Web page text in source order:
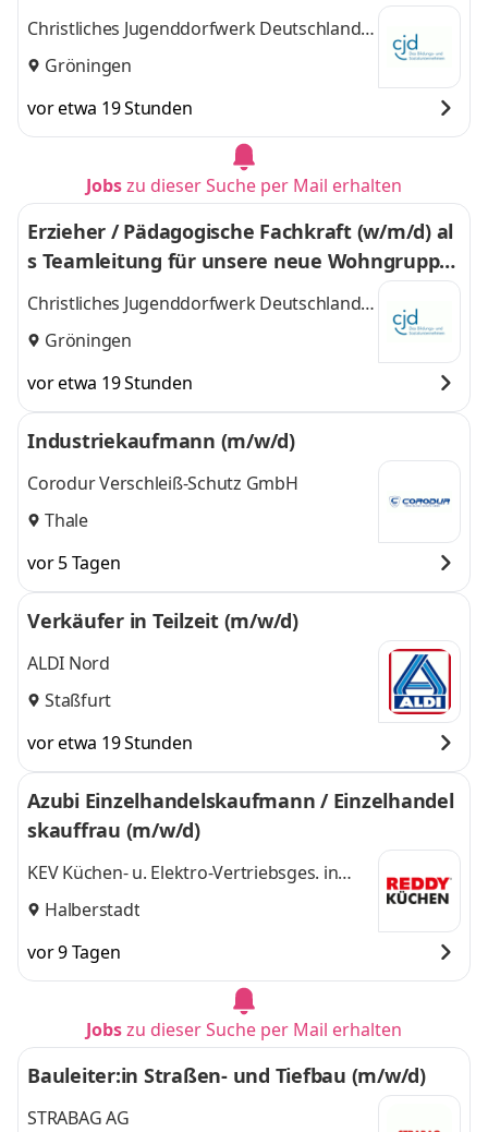
Christliches Jugenddorfwerk Deutschlands
gemeinnütziger e.V. (CJD)
Gröningen
vor etwa 19 Stunden
Jobszu dieser Suche per Mail erhalten
Erzieher / Pädagogische Fachkraft (w/m/d) al
s Teamleitung für unsere neue Wohngruppe
“Edelgut“
Christliches Jugenddorfwerk Deutschlands
gemeinnütziger e.V. (CJD)
Gröningen
vor etwa 19 Stunden
Industriekaufmann (m/w/d)
Corodur Verschleiß-Schutz GmbH
Thale
vor 5 Tagen
Verkäufer in Teilzeit (m/w/d)
ALDI Nord
Staßfurt
vor etwa 19 Stunden
Azubi Einzelhandelskaufmann / Einzelhandel
skauffrau (m/w/d)
KEV Küchen- u. Elektro-Vertriebsges. in
Sachsen-Anhalt mbH
Halberstadt
vor 9 Tagen
Jobszu dieser Suche per Mail erhalten
Bauleiter:in Straßen- und Tiefbau (m/w/d)
STRABAG AG